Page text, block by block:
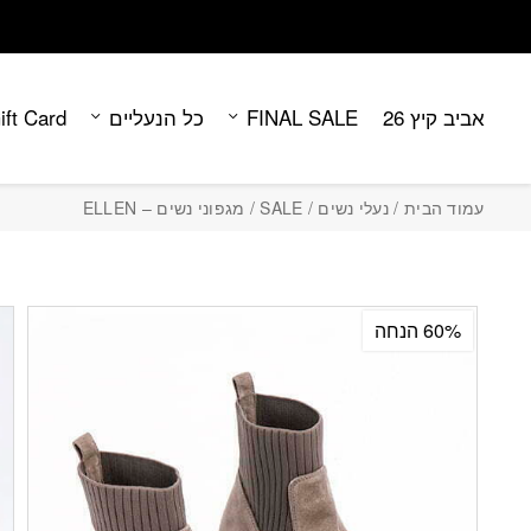
אביב קיץ 26 FINAL SALE כל הנעליים Card
עמוד הבית / נעלי נשים /
SALE / מגפוני נשים – ELLEN
60% הנחה